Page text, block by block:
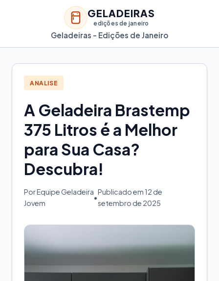
GELADEIRAS
edições de janeiro
Geladeiras - Edições de Janeiro
ANALISE
A Geladeira Brastemp
375 Litros é a Melhor
para Sua Casa?
Descubra!
Por Equipe Geladeira
Jovem
•
Publicado em 12 de
setembro de 2025